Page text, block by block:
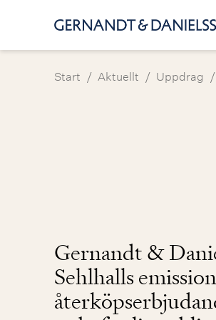
Start / Aktuellt / Uppdrag /
Gernandt &
Sehlhalls